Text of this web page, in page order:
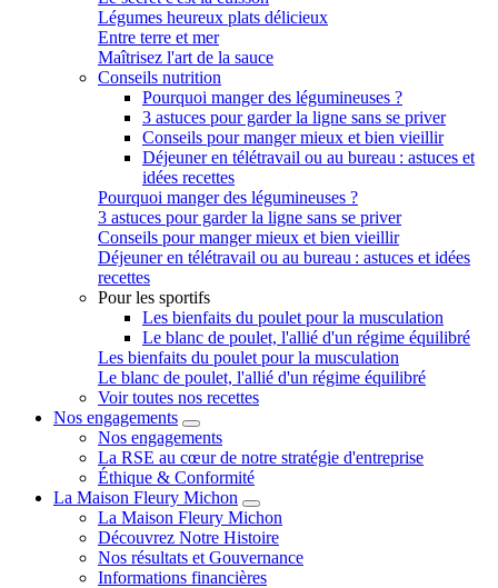
Légumes heureux plats délicieux
Entre terre et mer
Maîtrisez l'art de la sauce
Conseils nutrition
Pourquoi manger des légumineuses ?
3 astuces pour garder la ligne sans se priver
Conseils pour manger mieux et bien vieillir
Déjeuner en télétravail ou au bureau : astuces et
idées recettes
Pourquoi manger des légumineuses ?
3 astuces pour garder la ligne sans se priver
Conseils pour manger mieux et bien vieillir
Déjeuner en télétravail ou au bureau : astuces et idées
recettes
Pour les sportifs
Les bienfaits du poulet pour la musculation
Le blanc de poulet, l'allié d'un régime équilibré
Les bienfaits du poulet pour la musculation
Le blanc de poulet, l'allié d'un régime équilibré
Voir toutes nos recettes
Nos engagements
Nos engagements
La RSE au cœur de notre stratégie d'entreprise
Éthique & Conformité
La Maison Fleury Michon
La Maison Fleury Michon
Découvrez Notre Histoire
Nos résultats et Gouvernance
Informations financières